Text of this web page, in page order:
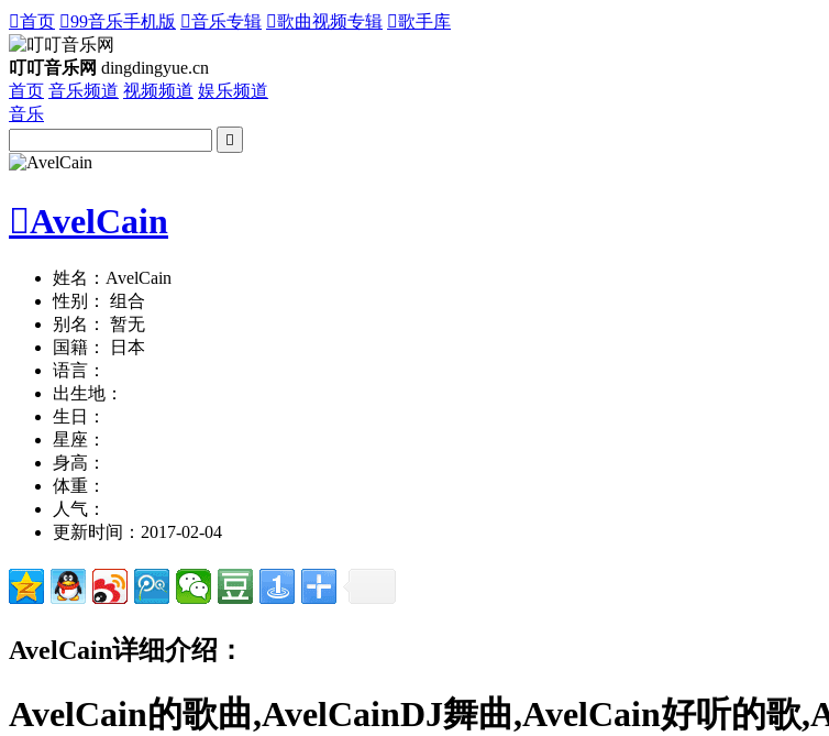
首页 99音乐手机版 音乐专辑 歌曲视频专辑 歌手库
叮叮音乐网 dingdingyue.cn
首页 音乐频道 视频频道 娱乐频道
音乐

AvelCain
姓名：AvelCain
性别： 组合
别名： 暂无
国籍： 日本
语言：
出生地：
生日：
星座：
身高：
体重：
人气：
更新时间：2017-02-04
AvelCain详细介绍：
AvelCain的歌曲,AvelCainDJ舞曲,AvelCain好听的歌